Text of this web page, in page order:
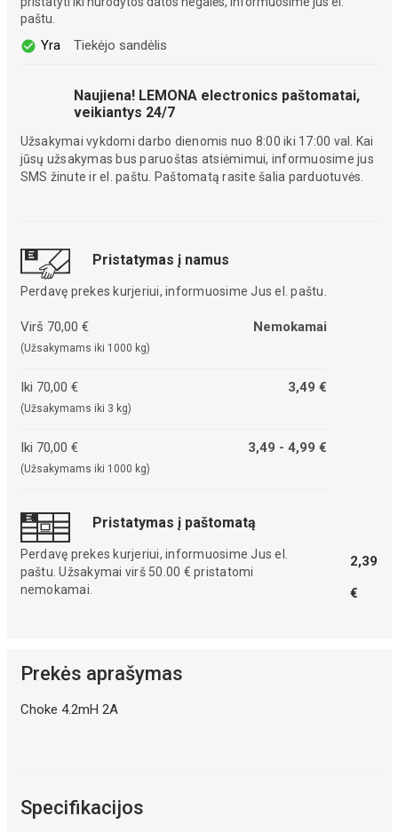
paštu.
Yra Tiekėjo sandėlis
Naujiena! LEMONA electronics paštomatai,
veikiantys 24/7
Užsakymai vykdomi darbo dienomis nuo 8:00 iki 17:00 val. Kai
jūsų užsakymas bus paruoštas atsiėmimui, informuosime jus
SMS žinute ir el. paštu. Paštomatą rasite šalia parduotuvės.
Pristatymas į namus
Perdavę prekes kurjeriui, informuosime Jus el. paštu.
Virš 70,00 €
(Užsakymams iki 1000 kg)
Nemokamai
Iki 70,00 €
(Užsakymams iki 3 kg)
3,49 €
Iki 70,00 €
(Užsakymams iki 1000 kg)
3,49 - 4,99 €
Pristatymas į paštomatą
Perdavę prekes kurjeriui, informuosime Jus el.
paštu. Užsakymai virš 50.00 € pristatomi
nemokamai.
2,39
€
Prekės aprašymas
Choke 4.2mH 2A
Specifikacijos